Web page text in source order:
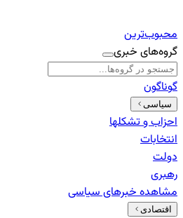
محبوب‌ترین
گروه‌های خبری
گوناگون
سیاسی
احزاب و تشکلها
انتخابات
دولت
رهبری
مشاهده خبرهایسیاسی
اقتصادی